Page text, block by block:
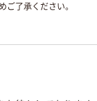
ご了承ください。